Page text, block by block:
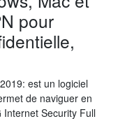
pour
est un logiciel
de naviguer en
Internet Security Full